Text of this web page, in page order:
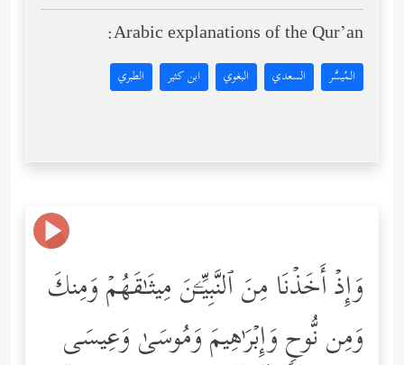
Arabic explanations of the Qur’an:
المُيسَّر السعدي البغوي ابن كثير الطبري
وَإِذۡ أَخَذۡنَا مِنَ ٱلنَّبِیِّـۧنَ مِیثَـٰقَهُمۡ وَمِنكَ
وَمِن نُّوحࣲ وَإِبۡرَ ٰ⁠هِیمَ وَمُوسَىٰ وَعِیسَى